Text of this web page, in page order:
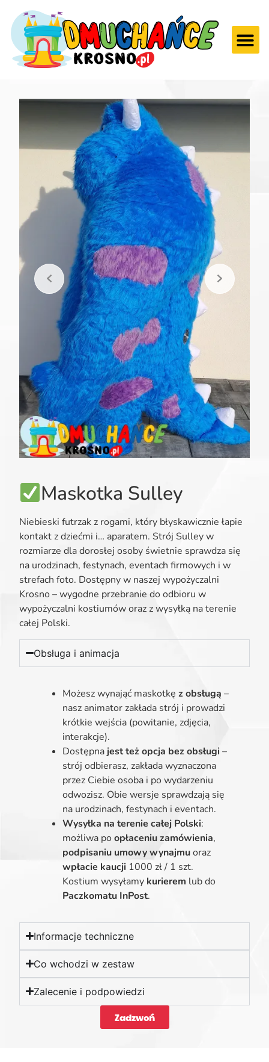
Maskotka Sulley
Niebieski futrzak z rogami, który błyskawicznie łapie
kontakt z dziećmi i… aparatem. Strój Sulley w
rozmiarze dla dorosłej osoby świetnie sprawdza się
na urodzinach, festynach, eventach firmowych i w
strefach foto. Dostępny w naszej wypożyczalni
Krosno – wygodne przebranie do odbioru w
wypożyczalni kostiumów oraz z wysyłką na terenie
całej Polski.
Obsługa i animacja
Możesz wynająć maskotkę z obsługą –
nasz animator zakłada strój i prowadzi
krótkie wejścia (powitanie, zdjęcia,
interakcje).
Dostępna jest też opcja bez obsługi–
strój odbierasz, zakłada wyznaczona
przez Ciebie osoba i po wydarzeniu
odwozisz. Obie wersje sprawdzają się
na urodzinach, festynach i eventach.
Wysyłka na terenie całej Polski:
możliwa poopłaceniu zamówienia,
podpisaniu umowy wynajmuoraz
wpłacie kaucji 1000 zł / 1 szt.
Kostium wysyłamy kurierem lub do
Paczkomatu InPost.
Informacje techniczne
Co wchodzi w zestaw
Zalecenie i podpowiedzi
Zadzwoń